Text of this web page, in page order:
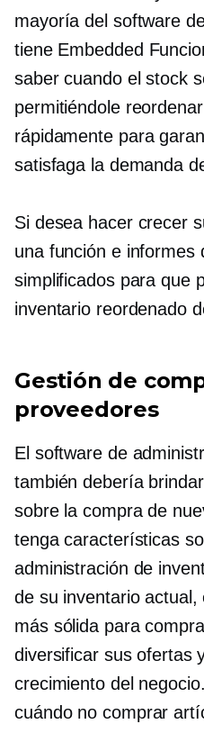
mayoría del software
tiene Embedded
saber cuando el stock
permitiéndole
rápidamente para
satisfaga la demanda
Si desea hacer crecer
una función e informes
simplificados para que
inventario reordenado
Gestión de
proveedores
El software de
también debería
sobre la compra de
tenga características
administración de
de su inventario
más sólida para
diversificar sus ofertas
crecimiento del
cuándo no comprar